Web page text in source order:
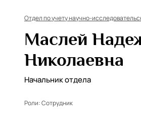
Отдел по учету научно-
Маслей
Николаевна
Начальник отдела
Роли:Сотрудник